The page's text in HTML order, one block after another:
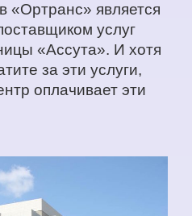
«Ортранс» является
услуг
«Ассута». И хотя
за эти услуги,
оплачивает эти